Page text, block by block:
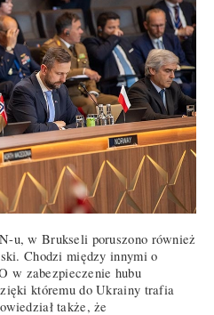
u, w Brukseli poruszono również
Chodzi między innymi o
w zabezpieczenie hubu
któremu do Ukrainy trafia
także, że